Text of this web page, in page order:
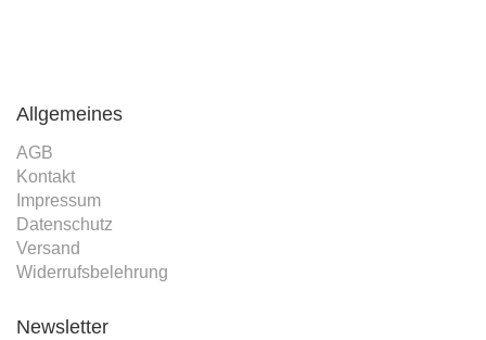
Allgemeines
AGB
Kontakt
Impressum
Datenschutz
Versand
Widerrufsbelehrung
Newsletter